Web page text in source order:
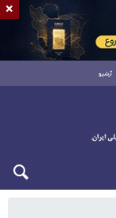
آرشیو
×